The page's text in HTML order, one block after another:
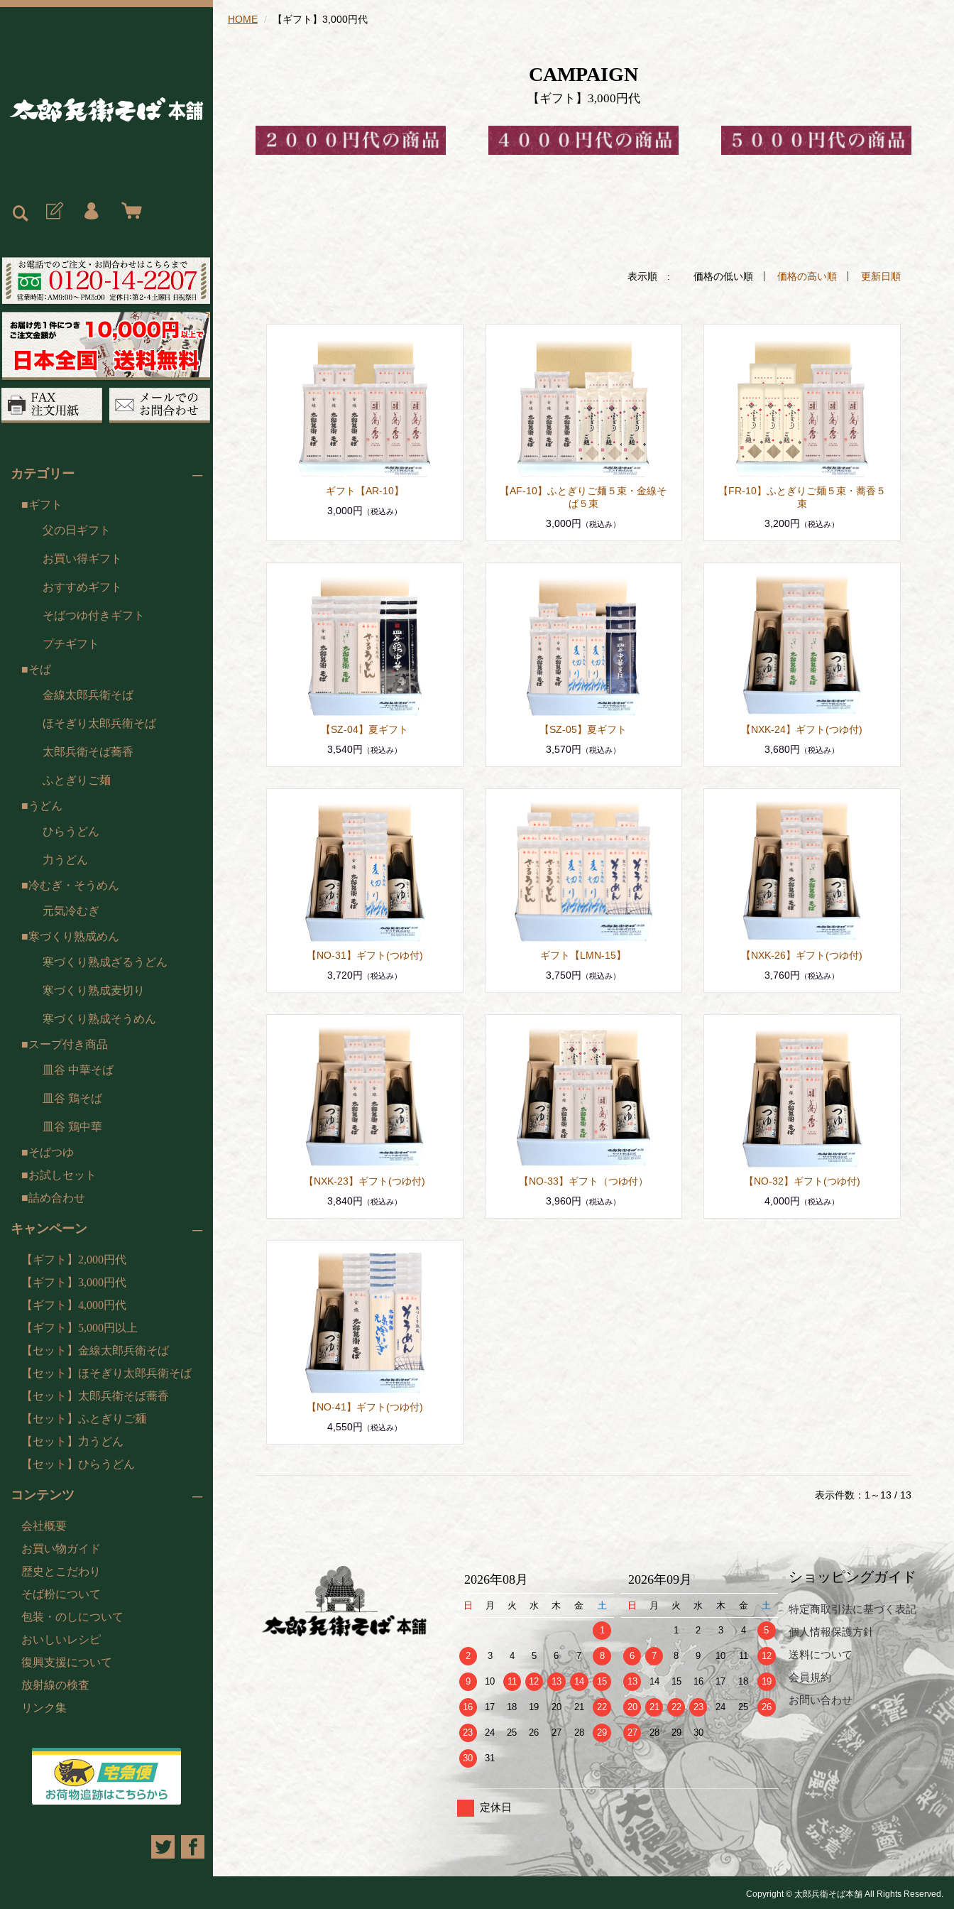
カテゴリー
ギフト
父の日ギフト
お買い得ギフト
おすすめギフト
そばつゆ付きギフト
プチギフト
そば
金線太郎兵衛そば
ほそぎり太郎兵衛そば
太郎兵衛そば蕎香
ふとぎりご麺
うどん
ひらうどん
力うどん
冷むぎ・そうめん
元気冷むぎ
寒づくり熟成めん
寒づくり熟成ざるうどん
寒づくり熟成麦切り
寒づくり熟成そうめん
スープ付き商品
皿谷 中華そば
皿谷 鶏そば
皿谷 鶏中華
そばつゆ
お試しセット
詰め合わせ
キャンペーン
【ギフト】2,000円代
【ギフト】3,000円代
【ギフト】4,000円代
【ギフト】5,000円以上
【セット】金線太郎兵衛そば
【セット】ほそぎり太郎兵衛そば
【セット】太郎兵衛そば蕎香
【セット】ふとぎりご麺
【セット】力うどん
【セット】ひらうどん
コンテンツ
会社概要
お買い物ガイド
歴史とこだわり
そば粉について
包装・のしについて
おいしいレシピ
復興支援について
放射線の検査
リンク集
HOME 【ギフト】3,000円代
CAMPAIGN
【ギフト】3,000円代
表示順 : 価格の低い順 価格の高い順 更新日順
ギフト【AR-10】
3,000円
（税込み）
【AF-10】ふとぎりご麺５束・金線そ
ば５束
3,000円
（税込み）
【FR-10】ふとぎりご麺５束・蕎香５
束
3,200円
（税込み）
【SZ-04】夏ギフト
3,540円
（税込み）
【SZ-05】夏ギフト
3,570円
（税込み）
【NXK-24】ギフト(つゆ付)
3,680円
（税込み）
【NO-31】ギフト(つゆ付)
3,720円
（税込み）
ギフト【LMN-15】
3,750円
（税込み）
【NXK-26】ギフト(つゆ付)
3,760円
（税込み）
【NXK-23】ギフト(つゆ付)
3,840円
（税込み）
【NO-33】ギフト（つゆ付）
3,960円
（税込み）
【NO-32】ギフト(つゆ付)
4,000円
（税込み）
【NO-41】ギフト(つゆ付)
4,550円
（税込み）
表示件数：1～13 / 13
2026年08月
日 月 火 水 木 金 土
1
2 3 4 5 6 7 8
9 10 11 12 13 14 15
16 17 18 19 20 21 22
23 24 25 26 27 28 29
30 31
2026年09月
日 月 火 水 木 金 土
1 2 3 4 5
6 7 8 9 10 11 12
13 14 15 16 17 18 19
20 21 22 23 24 25 26
27 28 29 30
定休日
ショッピングガイド
特定商取引法に基づく表記
個人情報保護方針
送料について
会員規約
お問い合わせ
Copyright © 太郎兵衛そば本舗 All Rights Reserved.